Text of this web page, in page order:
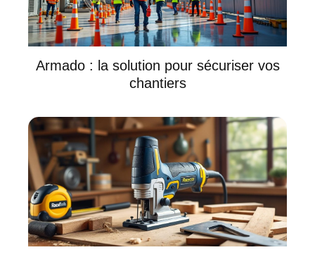
Armado : la solution pour sécuriser vos
chantiers